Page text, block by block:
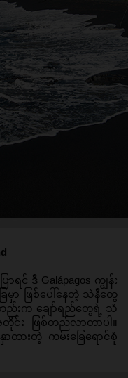
ာရင် ဒီ Galápagos ကျွန်း
မှာ ဖြစ်ပေါ်နေတဲ့ သဲနီတွေ
တည်းက ချော်ရည်တွေရဲ့ သံ
တိုင်း ဖြစ်တည်လာတာပါ။
ာထားတဲ့ ကမ်းခြေရောင်စုံ